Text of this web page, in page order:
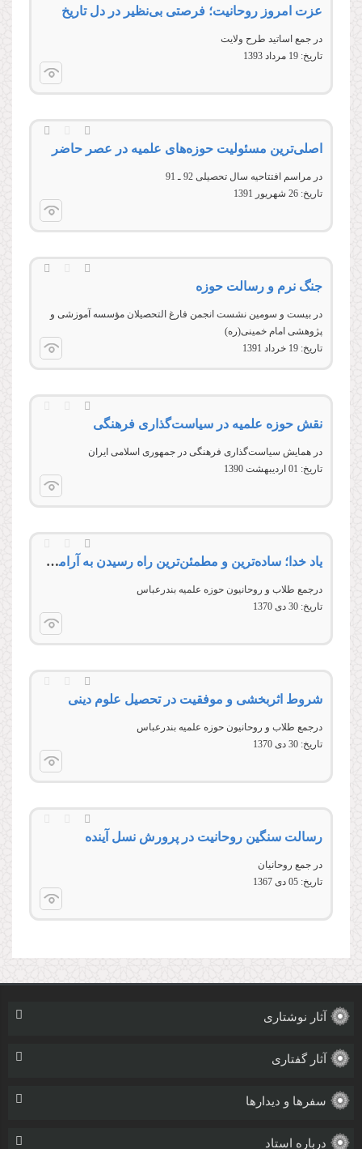
عزت امروز روحانیت؛ فرصتی بی‌نظیر در دل تاریخ
در جمع اساتید طرح ولایت
تاریخ: 19 مرداد 1393
اصلی‌ترین مسئولیت حوزه‌های علمیه در عصر حاضر
در مراسم افتتاحیه سال تحصیلی 92 ـ 91
تاریخ: 26 شهريور 1391
جنگ نرم و رسالت حوزه
در بيست‌‌ و سومين نشست انجمن فارغ التحصيلان مؤسسه آموزشی و
پژوهشی امام خمينی(ره)
تاریخ: 19 خرداد 1391
نقش حوزه علمیه در سیاست‌گذاری فرهنگی
در همایش سیاست‌گذاری فرهنگی در جمهوری اسلامی ایران
تاریخ: 01 ارديبهشت 1390
یاد خدا؛ ساده‌ترین و مطمئن‌ترین راه رسیدن به آرامش واقعی
درجمع طلاب و روحانیون حوزه علمیه بندرعباس
تاریخ: 30 دى 1370
شروط اثربخشی و موفقیت در تحصیل علوم دینی
درجمع طلاب و روحانیون حوزه علمیه بندرعباس
تاریخ: 30 دى 1370
رسالت سنگین روحانیت در پرورش نسل آینده
در جمع روحانیان
تاریخ: 05 دى 1367
آثار نوشتاری
آثار گفتاری
سفرها و دیدارها
درباره استاد